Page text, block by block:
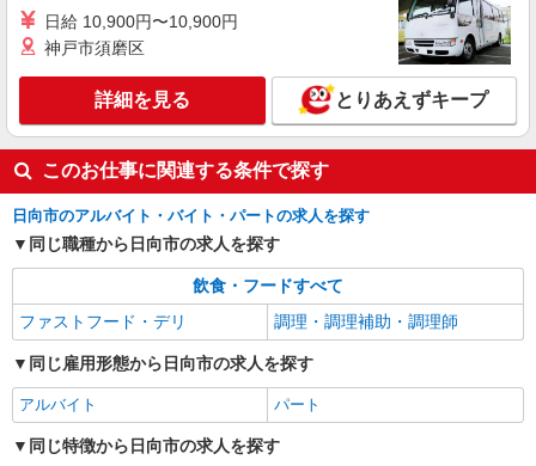
日給 10,900円〜10,900円
神戸市須磨区
詳細を見る とりあえずキープ
このお仕事に関連する条件で探す
日向市のアルバイト・バイト・パートの求人を探す
同じ職種から日向市の求人を探す
飲食・フードすべて
ファストフード・デリ
調理・調理補助・調理師
同じ雇用形態から日向市の求人を探す
アルバイト パート
同じ特徴から日向市の求人を探す